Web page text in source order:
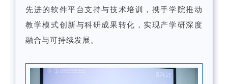
先进的软件平台支持与技术培训，携手学院推动
教学模式创新与科研成果转化，实现产学研深度
融合与可持续发展。